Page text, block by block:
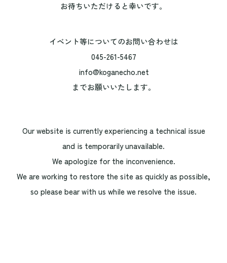
お待ちいただけると幸いです。
イベント等についてのお問い合わせは
045-261-5467
info@koganecho.net
までお願いいたします。
Our website is currently experiencing a technical issue
and is temporarily unavailable.
We apologize for the inconvenience.
We are working to restore the site as quickly as possible,
so please bear with us while we resolve the issue.